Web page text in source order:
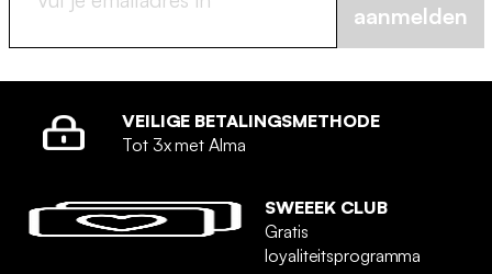
aanmelden
VEILIGE BETALINGSMETHODE
Tot 3x met Alma
SWEEEK CLUB
Gratis
loyaliteitsprogramma